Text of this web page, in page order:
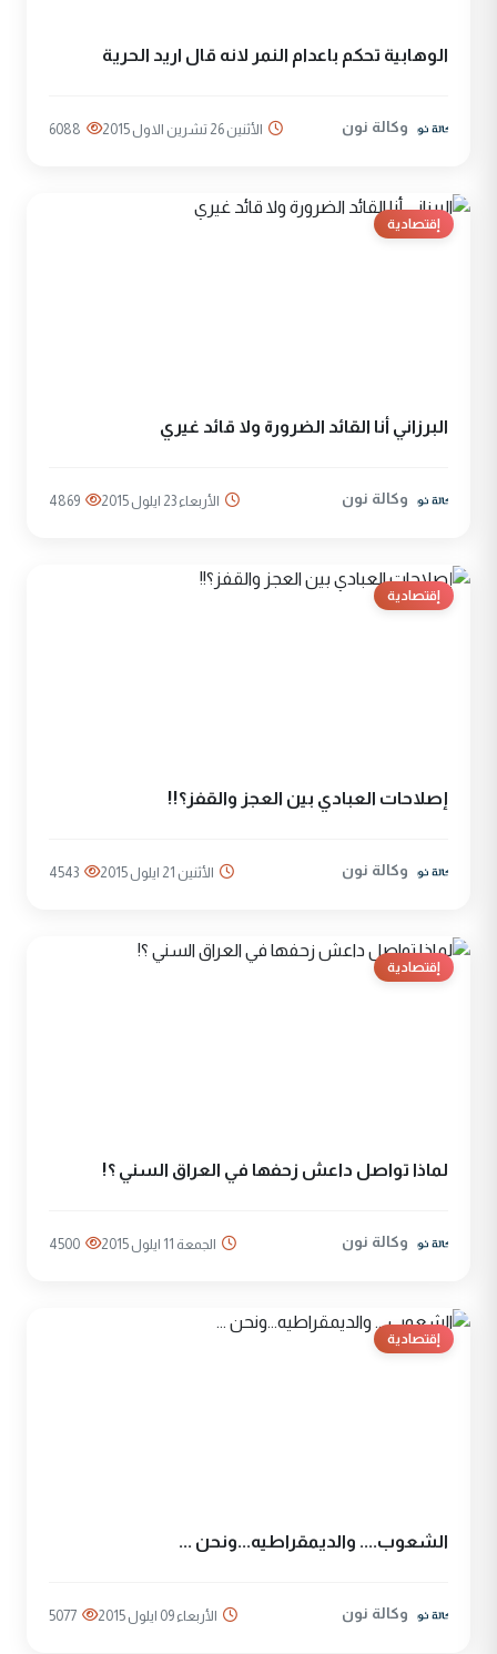
الوهابية تحكم باعدام النمر لانه قال اريد الحرية
وكالة نون الأثنين 26 تشرين الاول 2015 6088
إقتصادية
البرزاني أنا القائد الضرورة ولا قائد غيري
وكالة نون الأربعاء 23 ايلول 2015 4869
إقتصادية
إصلاحات العبادي بين العجز والقفز؟!!
وكالة نون الأثنين 21 ايلول 2015 4543
إقتصادية
لماذا تواصل داعش زحفها في العراق السني ؟!
وكالة نون الجمعة 11 ايلول 2015 4500
إقتصادية
الشعوب.... والديمقراطيه...ونحن ...
وكالة نون الأربعاء 09 ايلول 2015 5077